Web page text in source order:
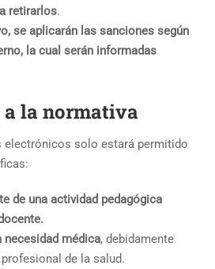
retirarlos.
se aplicarán las sanciones según
la cual serán informadas
a la normativa
electrónicos solo estará permitido
de una actividad pedagógica
necesidad médica, debidamente
de la salud.